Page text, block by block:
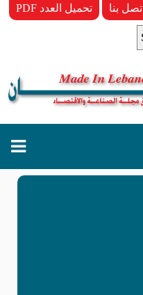
PDF تحميل العدد اتصل بنا